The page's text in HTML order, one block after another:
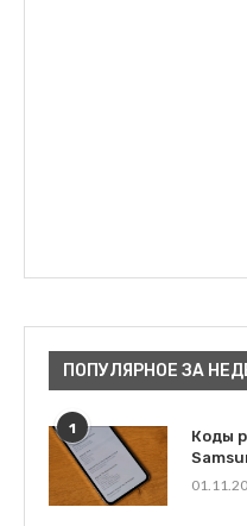
ПОПУЛЯРНОЕ ЗА
1
Коды